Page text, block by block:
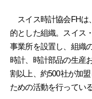
スイス時計協会FHは
的とした組織。スイス
事業所を設置し、組織
時計、時計部品の生産
割以上、約500社が加
ための活動を行っている